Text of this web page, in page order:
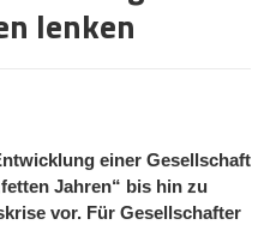
lenken
einer Gesellschaft
Jahren“ bis hin zu
vor. Für Gesellschafter